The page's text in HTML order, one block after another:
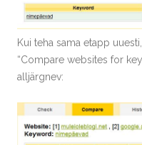
Kui teha sama etapp
“Compare websites for
alljärgnev: